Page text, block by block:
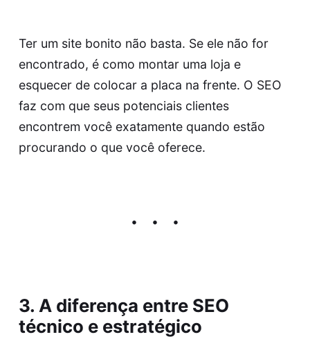
Ter um site bonito não basta. Se ele não for
encontrado, é como montar uma loja e
esquecer de colocar a placa na frente. O SEO
faz com que seus potenciais clientes
encontrem você exatamente quando estão
procurando o que você oferece.
3. A diferença entre SEO
técnico e estratégico